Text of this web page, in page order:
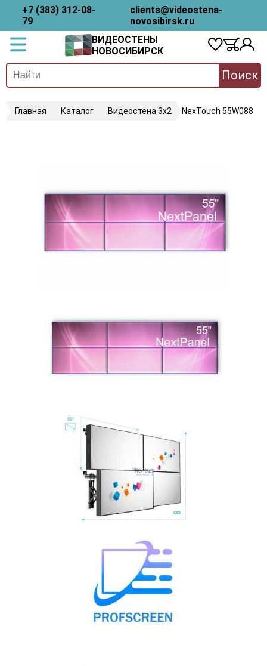
+7 (383) 312-08-
79
clients@videostena-
novosibirsk.ru
ВИДЕОСТЕНЫ
НОВОСИБИРСК
Поиск
Главная Каталог Видеостена 3х2 NexTouch 55W088